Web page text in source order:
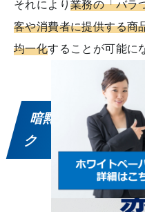
それにより 業務の「バラ
客や消費者に提供する商
均一化することが可能に
暗黙知を形式知に
ク